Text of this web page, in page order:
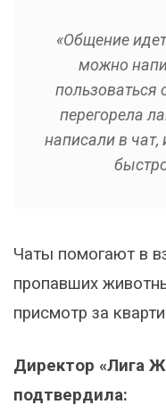
«Общение
можно
пользоваться
перегорела
написали в
Чаты помогают в
пропавших
присмотр за
Директор «Лига
подтвердила: